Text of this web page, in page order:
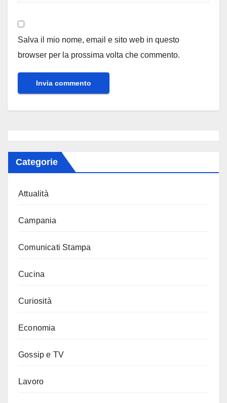
Salva il mio nome, email e sito web in questo
browser per la prossima volta che commento.
Categorie
Attualità
Campania
Comunicati Stampa
Cucina
Curiosità
Economia
Gossip e TV
Lavoro